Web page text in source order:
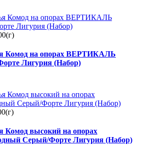
Комод на опорах ВЕРТИКАЛЬ
Лигурия (Набор)
Комод высокий на опорах
Серый/Форте Лигурия (Набор)